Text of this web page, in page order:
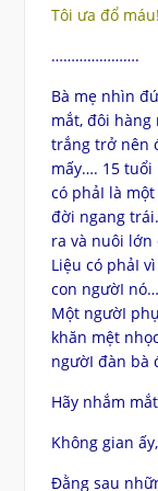
Tôi ưa đổ máu!
………………….
Bà mẹ nhìn
mắt, đôi
trắng trở nên
mấy…. 15 tuổi
có phảI là
đời ngang
ra và nuôi lớn
Liệu có phảI
con ngườI
Một ngườI
khăn mệt
ngườI đàn bà
Hãy nhắm
Không gian
Đằng sau